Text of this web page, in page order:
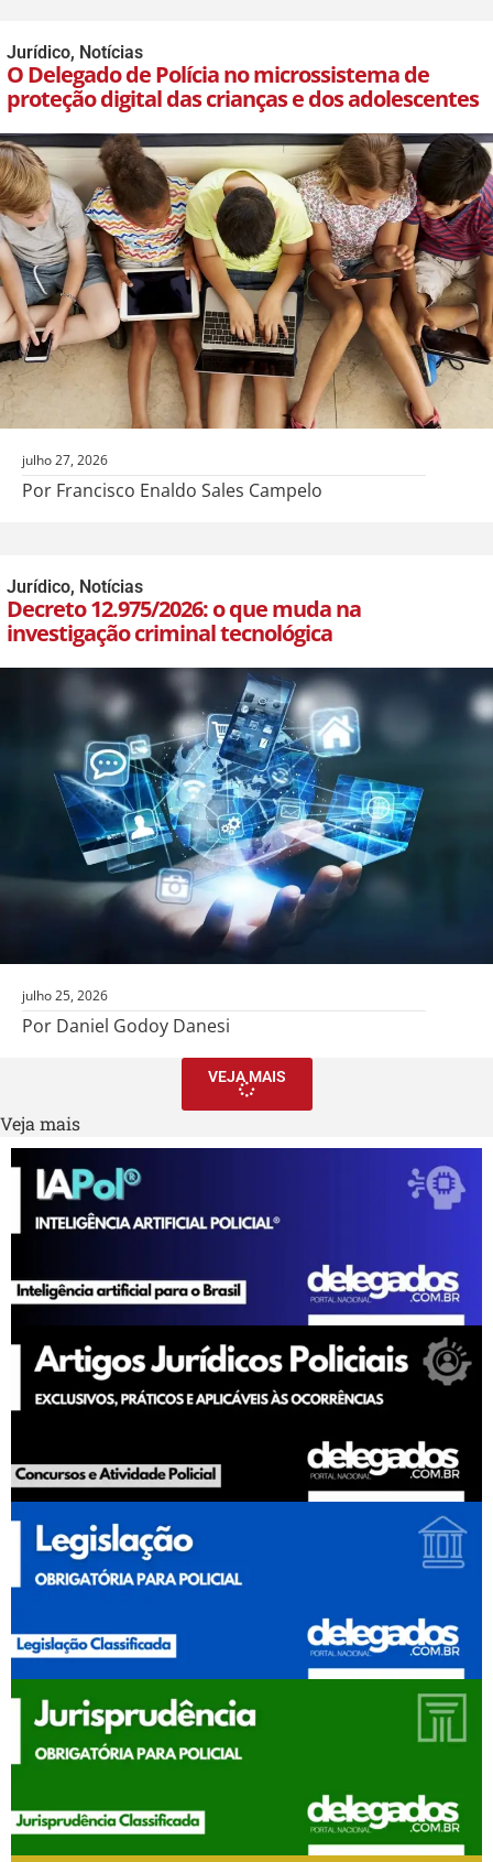
Jurídico, Notícias
O Delegado de Polícia no microssistema de
proteção digital das crianças e dos adolescentes
julho 27, 2026
Por Francisco Enaldo Sales Campelo
Jurídico, Notícias
Decreto 12.975/2026: o que muda na
investigação criminal tecnológica
julho 25, 2026
Por Daniel Godoy Danesi
VEJA MAIS
Veja mais